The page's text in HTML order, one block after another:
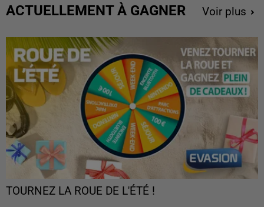
ACTUELLEMENT À GAGNER Voir plus
TOURNEZ LA ROUE DE L'ÉTÉ !